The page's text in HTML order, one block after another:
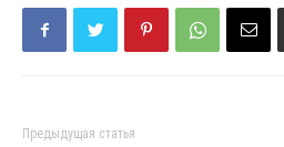
Предыдущая статья